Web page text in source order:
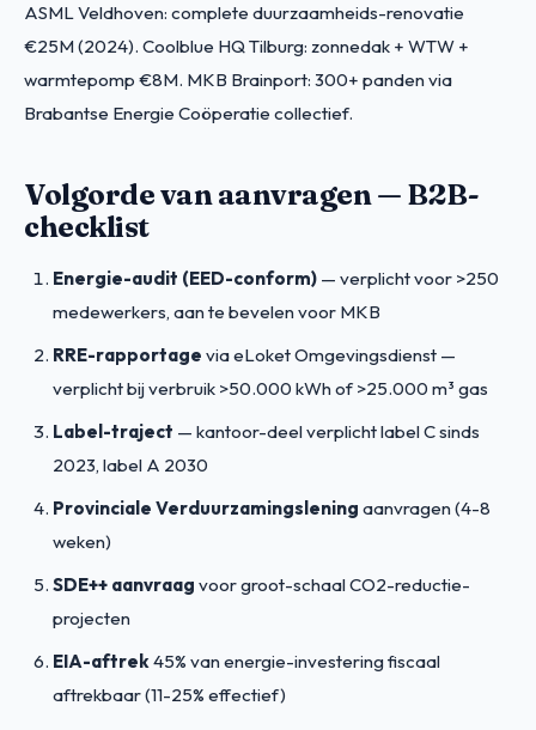
ASML Veldhoven: complete duurzaamheids-renovatie
€25M (2024). Coolblue HQ Tilburg: zonnedak + WTW +
warmtepomp €8M. MKB Brainport: 300+ panden via
Brabantse Energie Coöperatie collectief.
Volgorde van aanvragen — B2B-
checklist
Energie-audit (EED-conform) — verplicht voor >250
medewerkers, aan te bevelen voor MKB
RRE-rapportage via eLoket Omgevingsdienst —
verplicht bij verbruik >50.000 kWh of >25.000 m³ gas
Label-traject — kantoor-deel verplicht label C sinds
2023, label A 2030
Provinciale Verduurzamingslening aanvragen (4-8
weken)
SDE++ aanvraag voor groot-schaal CO2-reductie-
projecten
EIA-aftrek45% van energie-investering fiscaal
aftrekbaar (11-25% effectief)